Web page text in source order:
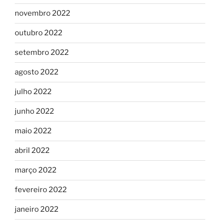
novembro 2022
outubro 2022
setembro 2022
agosto 2022
julho 2022
junho 2022
maio 2022
abril 2022
março 2022
fevereiro 2022
janeiro 2022